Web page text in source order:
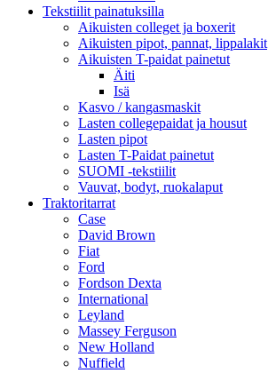
Tekstiilit painatuksilla
Aikuisten colleget ja boxerit
Aikuisten pipot, pannat, lippalakit
Aikuisten T-paidat painetut
Äiti
Isä
Kasvo / kangasmaskit
Lasten collegepaidat ja housut
Lasten pipot
Lasten T-Paidat painetut
SUOMI -tekstiilit
Vauvat, bodyt, ruokalaput
Traktoritarrat
Case
David Brown
Fiat
Ford
Fordson Dexta
International
Leyland
Massey Ferguson
New Holland
Nuffield